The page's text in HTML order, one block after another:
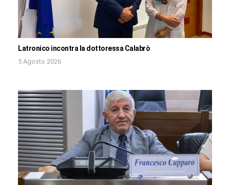
Latronico incontra la dottoressa Calabrò
5 Agosto 2026